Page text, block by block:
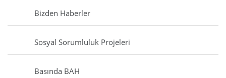
Bizden Haberler
Sosyal Sorumluluk Projeleri
Basında BAH